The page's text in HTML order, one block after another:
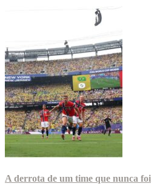
A derrota de um time que nunca foi